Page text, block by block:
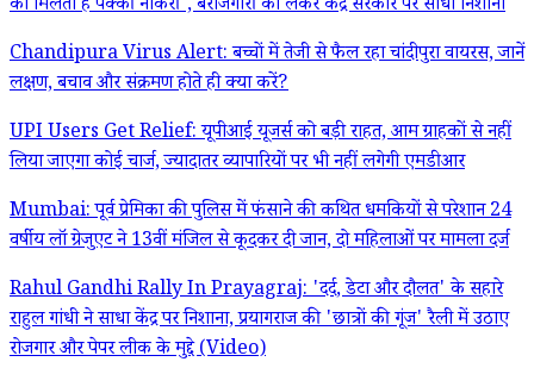
को मिलती है पक्की नौकरी', बेरोजगारी को लेकर केंद्र सरकार पर साधा निशाना
Chandipura Virus Alert: बच्चों में तेजी से फैल रहा चांदीपुरा वायरस, जानें
लक्षण, बचाव और संक्रमण होते ही क्या करें?
UPI Users Get Relief: यूपीआई यूजर्स को बड़ी राहत, आम ग्राहकों से नहीं
लिया जाएगा कोई चार्ज, ज्यादातर व्यापारियों पर भी नहीं लगेगी एमडीआर
Mumbai: पूर्व प्रेमिका की पुलिस में फंसाने की कथित धमकियों से परेशान 24
वर्षीय लॉ ग्रेजुएट ने 13वीं मंजिल से कूदकर दी जान, दो महिलाओं पर मामला दर्ज
Rahul Gandhi Rally In Prayagraj: 'दर्द, डेटा और दौलत' के सहारे
राहुल गांधी ने साधा केंद्र पर निशाना, प्रयागराज की 'छात्रों की गूंज' रैली में उठाए
रोजगार और पेपर लीक के मुद्दे (Video)